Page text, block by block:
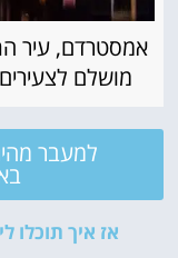
אמסטרדם, עיר
מושלם
למעבר
אז איך תוכלו